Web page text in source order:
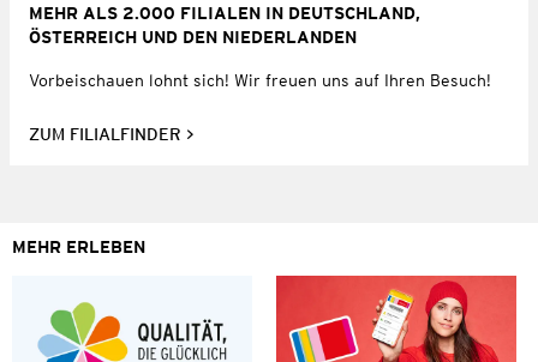
MEHR ALS 2.000 FILIALEN IN DEUTSCHLAND,
ÖSTERREICH UND DEN NIEDERLANDEN
Vorbeischauen lohnt sich! Wir freuen uns auf Ihren Besuch!
ZUM FILIALFINDER
MEHR ERLEBEN